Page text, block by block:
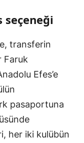
transferin
Faruk
Efes’e
pasaportuna
her iki kulübün